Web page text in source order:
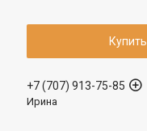
Купить
+7 (707) 913-75-85
Ирина